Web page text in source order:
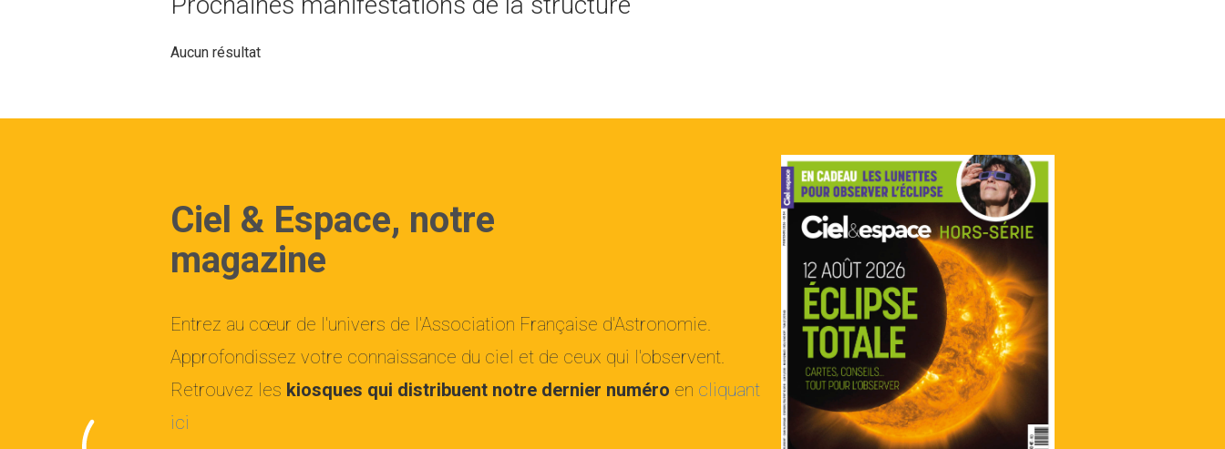
Aucun résultat
Ciel & Espace, notre
magazine
Entrez au cœur de l'univers de l'Association Française d'Astronomie.
Approfondissez votre connaissance du ciel et de ceux qui l'observent.
Retrouvez les kiosques qui distribuent notre dernier numéro en cliquant
ici